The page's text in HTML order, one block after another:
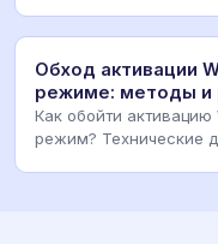
Обход активации
режиме: методы и
Как обойти
режим? Технические